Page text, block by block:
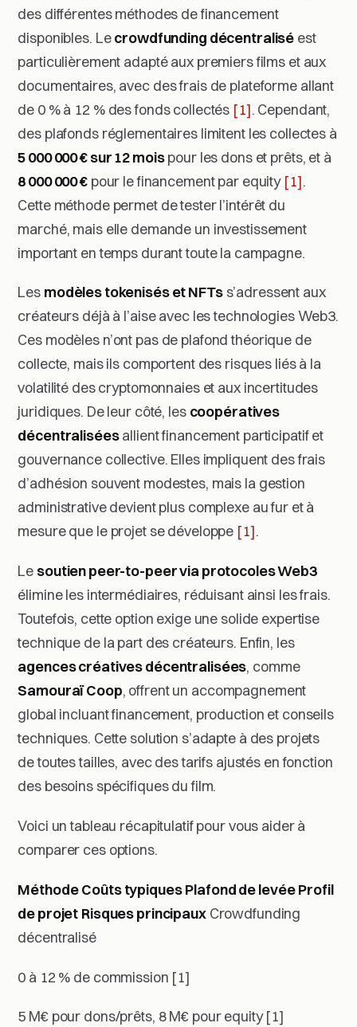
des différentes méthodes de financement
disponibles. Lecrowdfunding décentralisé est
particulièrement adapté aux premiers films et aux
documentaires, avec des frais de plateforme allant
de 0 % à 12 % des fonds collectés [1]. Cependant,
des plafonds réglementaires limitent les collectes à
5 000 000 € sur 12 moispour les dons et prêts, et à
8 000 000 €pour le financement par equity [1].
Cette méthode permet de tester l’intérêt du
marché, mais elle demande un investissement
important en temps durant toute la campagne.
Les modèles tokenisés et NFTss’adressent aux
créateurs déjà à l’aise avec les technologies Web3.
Ces modèles n’ont pas de plafond théorique de
collecte, mais ils comportent des risques liés à la
volatilité des cryptomonnaies et aux incertitudes
juridiques. De leur côté, les coopératives
décentraliséesallient financement participatif et
gouvernance collective. Elles impliquent des frais
d’adhésion souvent modestes, mais la gestion
administrative devient plus complexe au fur et à
mesure que le projet se développe [1].
Le soutien peer-to-peer via protocoles Web3
élimine les intermédiaires, réduisant ainsi les frais.
Toutefois, cette option exige une solide expertise
technique de la part des créateurs. Enfin, les
agences créatives décentralisées, comme
Samouraï Coop, offrent un accompagnement
global incluant financement, production et conseils
techniques. Cette solution s’adapte à des projets
de toutes tailles, avec des tarifs ajustés en fonction
des besoins spécifiques du film.
Voici un tableau récapitulatif pour vous aider à
comparer ces options.
MéthodeCoûts typiquesPlafond de levéeProfil
de projet Risques principauxCrowdfunding
décentralisé
0 à 12 % de commission [1]
5 M€ pour dons/prêts, 8 M€ pour equity [1]